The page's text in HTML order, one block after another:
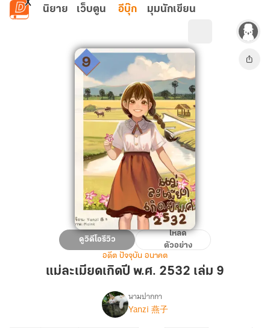
ข้ามไปยังเนื้อหาหลัก
นิยาย เว็บตูน อีบุ๊ก มุมนักเขียน
แม่
ละเมียด
เกิด
ดูวิดีโอรีวิว
โหลด
ตัวอย่าง
อดีต ปัจจุบัน อนาคต
แม่ละเมียดเกิดปี พ.ศ. 2532 เล่ม 9
เรื่อง
นามปากกา
Yanzi 燕子